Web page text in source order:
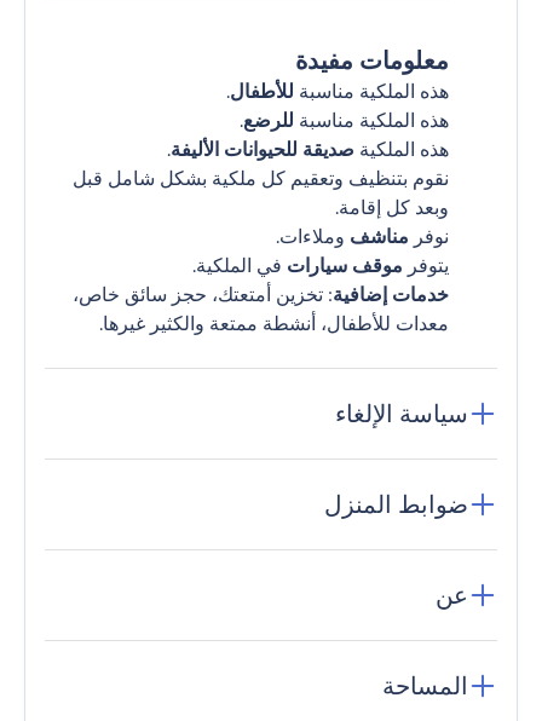
معلومات مفيدة
هذه الملكية مناسبة للأطفال.
هذه الملكية مناسبة للرضع.
هذه الملكية صديقة للحيوانات الأليفة.
نقوم بتنظيف وتعقيم كل ملكية بشكل شامل قبل
وبعد كل إقامة.
نوفر مناشف وملاءات.
يتوفر موقف سيارات في الملكية.
خدمات إضافية: تخزين أمتعتك، حجز سائق خاص،
معدات للأطفال، أنشطة ممتعة والكثير غيرها.
سياسة الإلغاء
ضوابط المنزل
عن
المساحة